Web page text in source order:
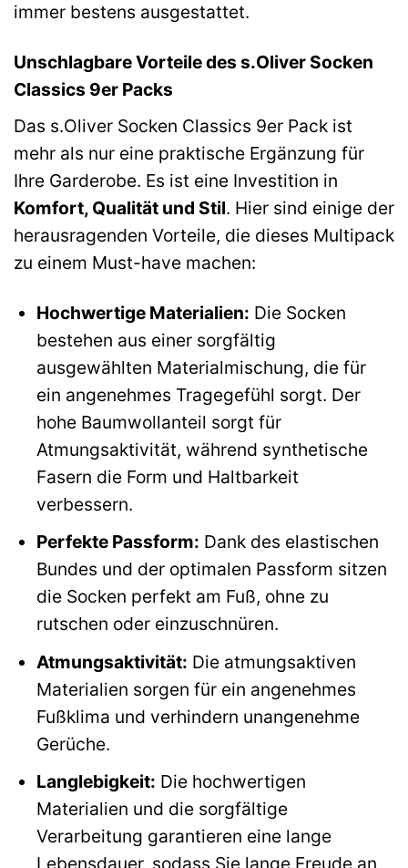
immer bestens ausgestattet.
Unschlagbare Vorteile des s.Oliver Socken
Classics 9er Packs
Das s.Oliver Socken Classics 9er Pack ist
mehr als nur eine praktische Ergänzung für
Ihre Garderobe. Es ist eine Investition in
Komfort, Qualität und Stil. Hier sind einige der
herausragenden Vorteile, die dieses Multipack
zu einem Must-have machen:
Hochwertige Materialien: Die Socken
bestehen aus einer sorgfältig
ausgewählten Materialmischung, die für
ein angenehmes Tragegefühl sorgt. Der
hohe Baumwollanteil sorgt für
Atmungsaktivität, während synthetische
Fasern die Form und Haltbarkeit
verbessern.
Perfekte Passform: Dank des elastischen
Bundes und der optimalen Passform sitzen
die Socken perfekt am Fuß, ohne zu
rutschen oder einzuschnüren.
Atmungsaktivität: Die atmungsaktiven
Materialien sorgen für ein angenehmes
Fußklima und verhindern unangenehme
Gerüche.
Langlebigkeit: Die hochwertigen
Materialien und die sorgfältige
Verarbeitung garantieren eine lange
Lebensdauer, sodass Sie lange Freude an